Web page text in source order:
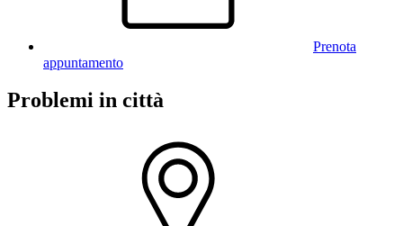
Prenota
appuntamento
Problemi in città